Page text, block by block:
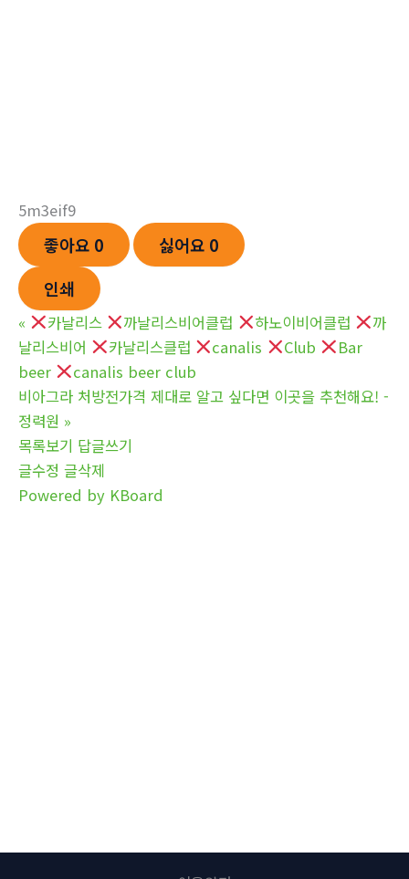
5m3eif9
좋아요 0 싫어요 0
인쇄
« 카날리스 까날리스비어클럽 하노이비어클럽
까
날리스비어
카날리스클럽 canalis Club
Bar
beer
canalis beer club
비아그라 처방전가격 제대로 알고 싶다면 이곳을 추천해요! -
정력원 »
목록보기 답글쓰기
글수정 글삭제
Powered by KBoard